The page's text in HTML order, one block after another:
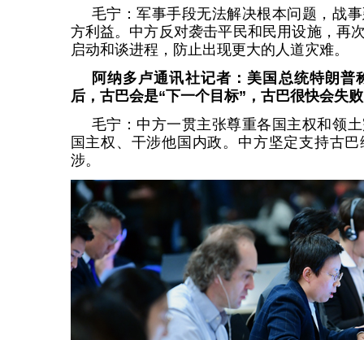
毛宁：军事手段无法解决根本问题，战
方利益。中方反对袭击平民和民用设施，再
启动和谈进程，防止出现更大的人道灾难。
阿纳多卢通讯社记者：美国总统特朗
后，古巴会是“下一个目标”，古巴很快会失
毛宁：中方一贯主张尊重各国主权和领
国主权、干涉他国内政。中方坚定支持古
涉。